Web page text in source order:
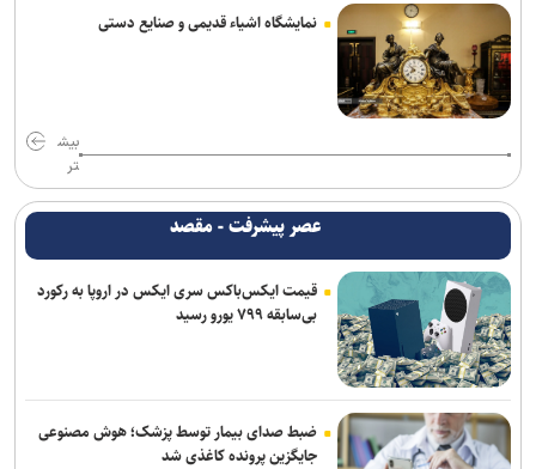
نمایشگاه اشیاء قدیمی و صنایع دستی
بیش
تر
عصر پیشرفت - مقصد
قیمت ایکس‌باکس سری ایکس در اروپا به رکورد
بی‌سابقه ۷۹۹ یورو رسید
ضبط صدای بیمار توسط پزشک؛ هوش مصنوعی
جایگزین پرونده کاغذی شد